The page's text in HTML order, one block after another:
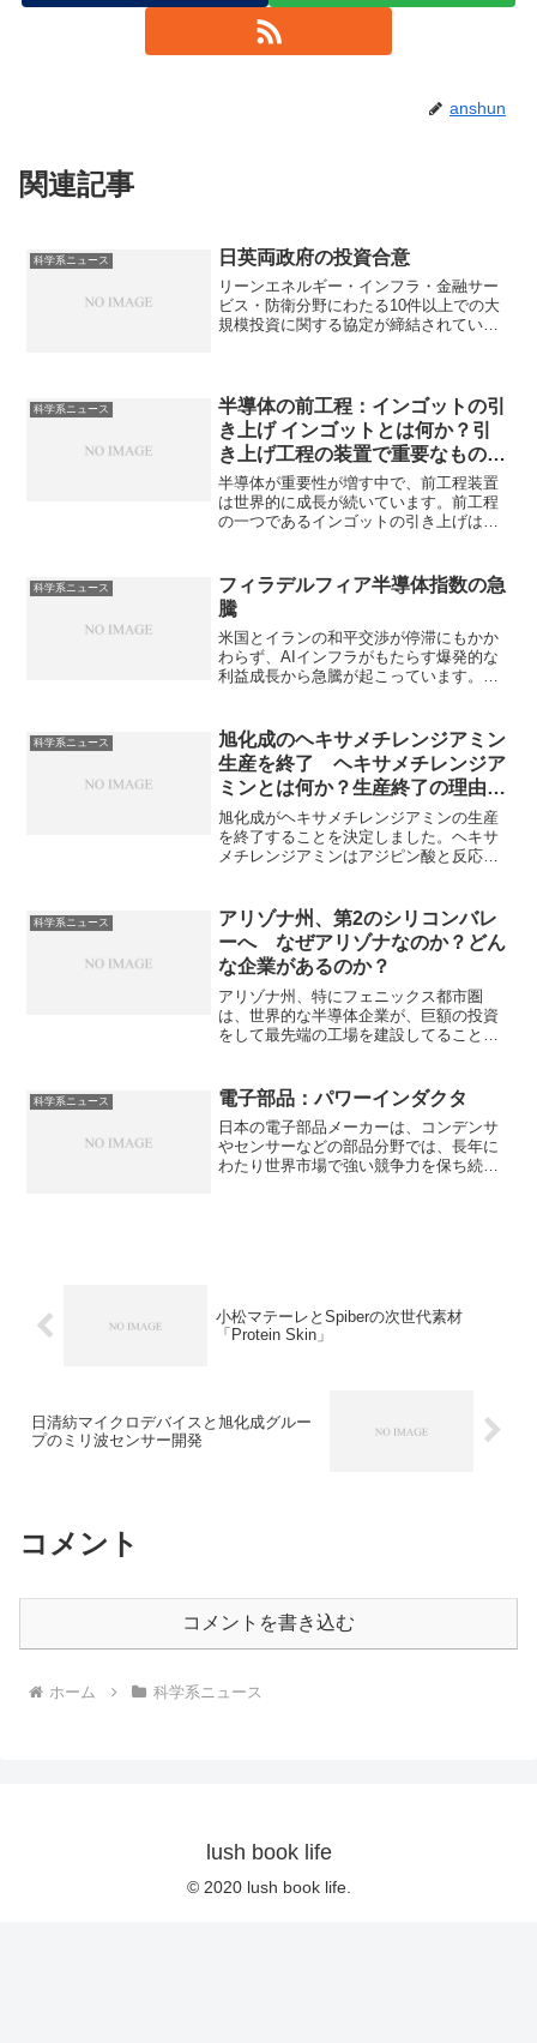
anshun
関連記事
科学系ニュース 日英両政府の投資合意
リーンエネルギー・インフラ・金融サー
ビス・防衛分野にわたる10件以上での大
規模投資に関する協定が締結されていま
科学系ニュース
半導体の前工程：インゴットの引
き上げ インゴットとは何か？引
き上げ工程の装置で重要なもの
は？
半導体が重要性が増す中で、前工程装置
は世界的に成長が続いています。前工程
の一つであるインゴットの引き上げは、
の単結晶インゴットを作り出すもので
す。この単結晶インゴットがシリコンウ
エハの原料として使用されます。インゴ
ットとは何か、引き上げはどのような工
程でどのような装置が使用されるのかを
知ることができます。
科学系ニュース
フィラデルフィア半導体指数の急
騰
米国とイランの和平交渉が停滞にもかか
わらず、AIインフラがもたらす爆発的な
利益成長から急騰が起こっています。ど
科学系ニュース
旭化成のヘキサメチレンジアミン
生産を終了 ヘキサメチレンジア
ミンとは何か？生産終了の理由
は？
旭化成がヘキサメチレンジアミンの生産
を終了することを決定しました。ヘキサ
メチレンジアミンはアジピン酸と反応さ
の製造方法を知ることができます。
科学系ニュース
アリゾナ州、第2のシリコンバレ
ーへ なぜアリゾナなのか？どん
な企業があるのか？
アリゾナ州、特にフェニックス都市圏
は、世界的な半導体企業が、巨額の投資
をして最先端の工場を建設してることか
る理由やどのような企業があるのか知る
ことができます。
科学系ニュース 電子部品：パワーインダクタ
日本の電子部品メーカーは、コンデンサ
やセンサーなどの部品分野では、長年に
わたり世界市場で強い競争力を保ち続け
ができます。
小松マテーレとSpiberの次世代素材
「Protein Skin」
日清紡マイクロデバイスと旭化成グルー
プのミリ波センサー開発
コメント
コメントを書き込む
ホーム 科学系ニュース
lush book life
© 2020 lush book life.